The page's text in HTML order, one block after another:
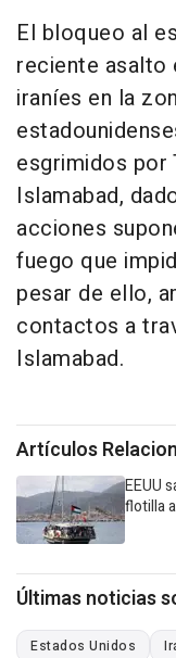
El bloqueo al
reciente asalto
iraníes en la
esgrimidos por
Islamabad,
acciones
fuego que
pesar de ello,
contactos a
Islamabad.
Artículos
EEUU
flotilla
Últimas noticias
Estados Unidos